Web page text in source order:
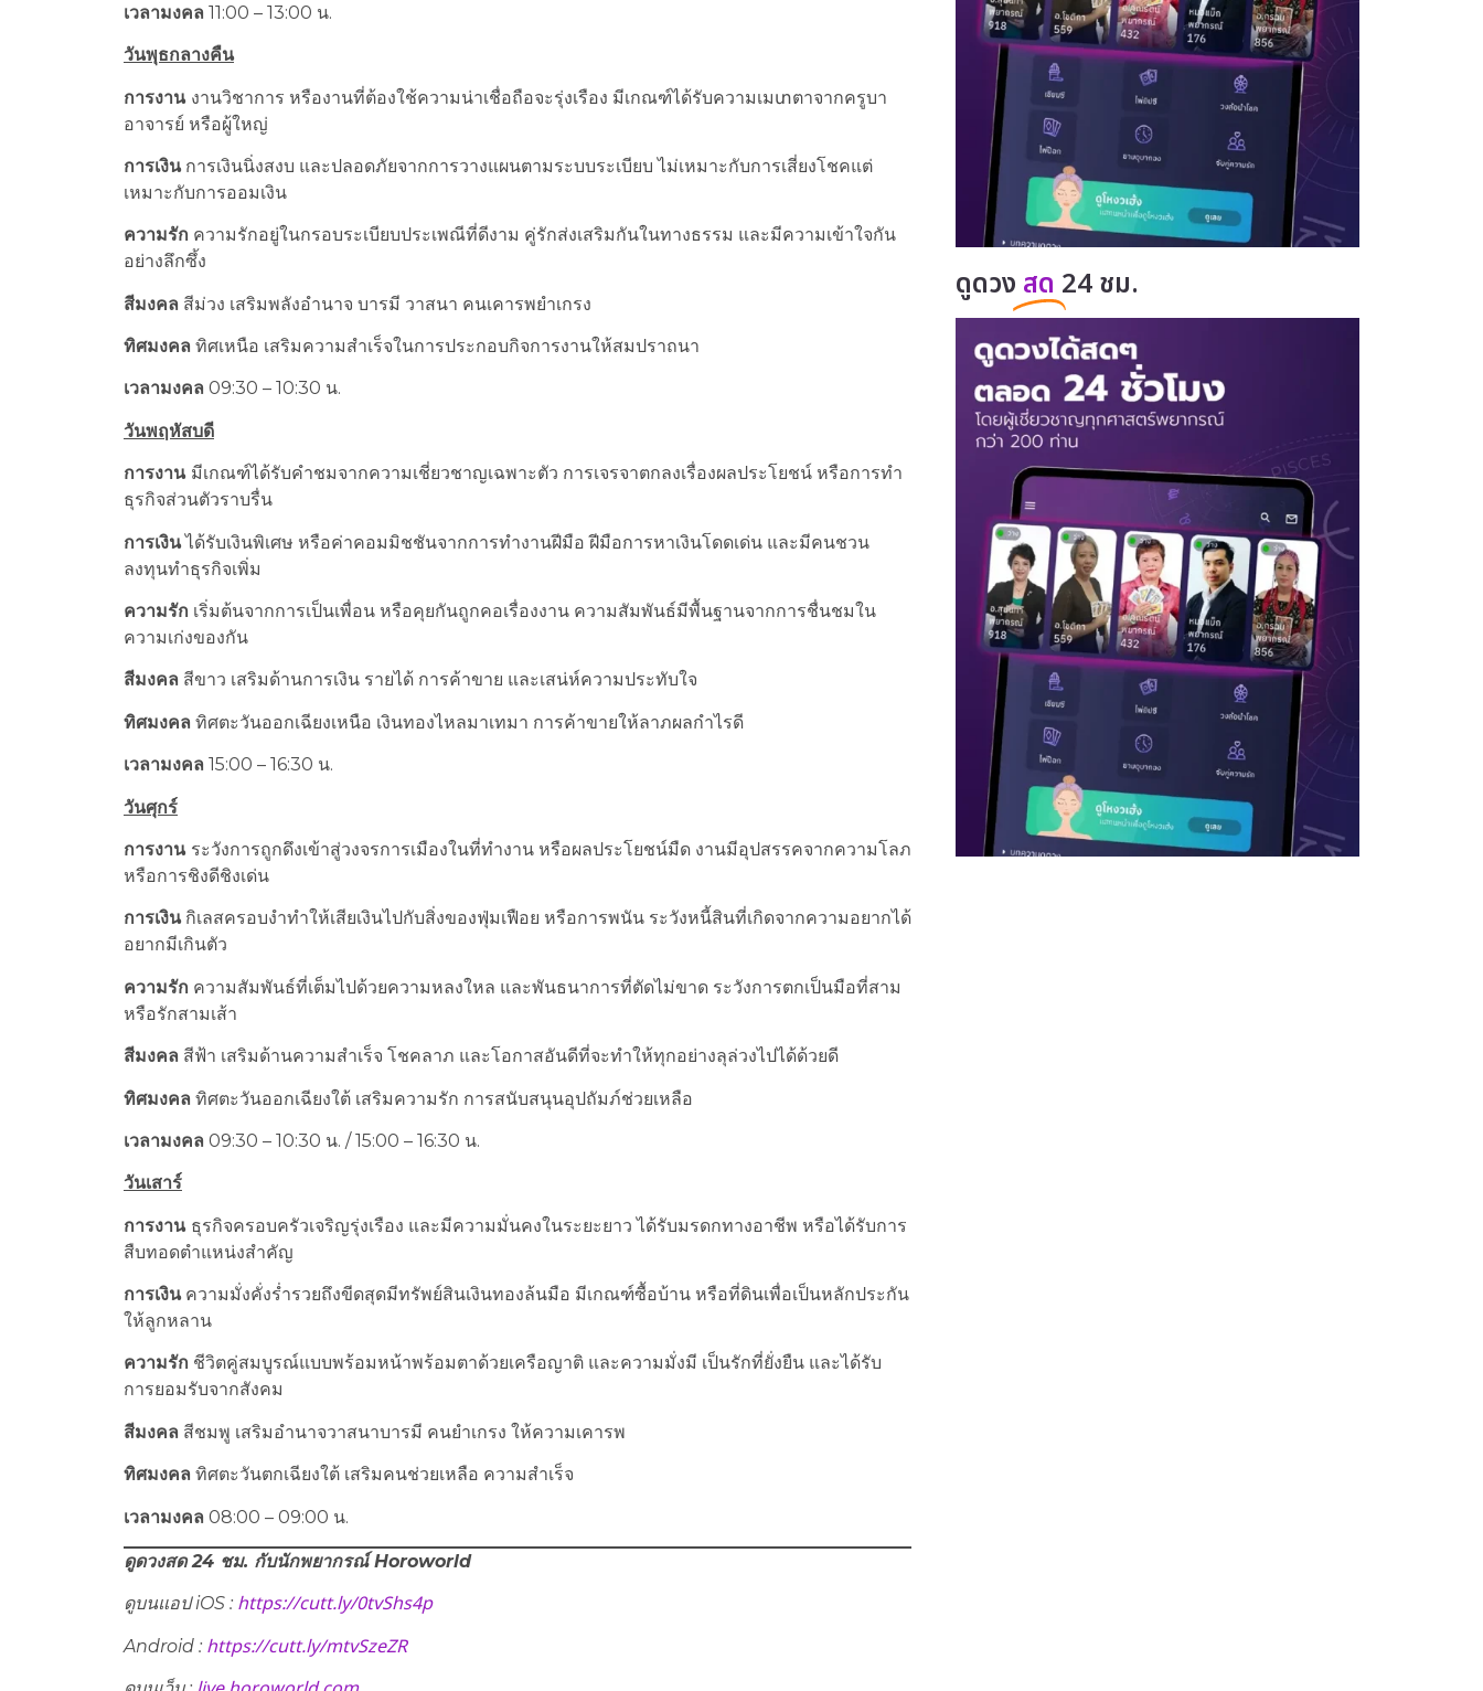
เวลามงคล 11:00 – 13:00 น.
วันพุธกลางคืน
การงาน งานวิชาการ หรืองานที่ต้องใช้ความน่าเชื่อถือจะรุ่งเรือง มีเกณฑ์ได้รับความเมտตาจากครูบา
อาจารย์ หรือผู้ใหญ่
การเงินการเงินนิ่งสงบ และปลอดภัยจากการวางแผนตามระบบระเบียบ ไม่เหมาะกับการเสี่ยงโชคแต่
เหมาะกับการออมเงิน
ความรัก ความรักอยู่ในกรอบระเบียบประเพณีที่ดีงาม คู่รักส่งเสริมกันในทางธรรม และมีความเข้าใจกัน
อย่างลึกซึ้ง
สีมงคล สีม่วง เสริมพลังอำนาจ บารมี วาสนา คนเคารพยำเกรง
ทิศมงคล ทิศเหนือ เสริมความสำเร็จในการประกอบกิจการงานให้สมปราถนา
เวลามงคล 09:30 – 10:30 น.
วันพฤหัสบดี
การงาน มีเกณฑ์ได้รับคำชมจากความเชี่ยวชาญเฉพาะตัว การเจรจาตกลงเรื่องผลประโยชน์ หรือการทำ
ธุรกิจส่วนตัวราบรื่น
การเงินได้รับเงินพิเศษ หรือค่าคอมมิชชันจากการทำงานฝีมือ ฝีมือการหาเงินโดดเด่น และมีคนชวน
ลงทุนทำธุรกิจเพิ่ม
ความรัก เริ่มต้นจากการเป็นเพื่อน หรือคุยกันถูกคอเรื่องงาน ความสัมพันธ์มีพื้นฐานจากการชื่นชมใน
ความเก่งของกัน
สีมงคล สีขาว เสริมด้านการเงิน รายได้ การค้าขาย และเสน่ห์ความประทับใจ
ทิศมงคล ทิศตะวันออกเฉียงเหนือ เงินทองไหลมาเทมา การค้าขายให้ลาภผลกำไรดี
เวลามงคล 15:00 – 16:30 น.
วันศุกร์
การงาน ระวังการถูกดึงเข้าสู่วงจรการเมืองในที่ทำงาน หรือผลประโยชน์มืด งานมีอุปสรรคจากความโลภ
หรือการชิงดีชิงเด่น
การเงินกิเลสครอบงำทำให้เสียเงินไปกับสิ่งของฟุ่มเฟือย หรือการพนัน ระวังหนี้สินที่เกิดจากความอยากได้
อยากมีเกินตัว
ความรัก ความสัมพันธ์ที่เต็มไปด้วยความหลงใหล และพันธนาการที่ตัดไม่ขาด ระวังการตกเป็นมือที่สาม
หรือรักสามเส้า
สีมงคล สีฟ้า เสริมด้านความสำเร็จ โชคลาภ และโอกาสอันดีที่จะทำให้ทุกอย่างลุล่วงไปได้ด้วยดี
ทิศมงคล ทิศตะวันออกเฉียงใต้ เสริมความรัก การสนับสนุนอุปถัมภ์ช่วยเหลือ
เวลามงคล 09:30 – 10:30 น. / 15:00 – 16:30 น.
วันเสาร์
การงาน ธุรกิจครอบครัวเจริญรุ่งเรือง และมีความมั่นคงในระยะยาว ได้รับมรดกทางอาชีพ หรือได้รับการ
สืบทอดตำแหน่งสำคัญ
การเงินความมั่งคั่งร่ำรวยถึงขีดสุดมีทรัพย์สินเงินทองล้นมือ มีเกณฑ์ซื้อบ้าน หรือที่ดินเพื่อเป็นหลักประกัน
ให้ลูกหลาน
ความรัก ชีวิตคู่สมบูรณ์แบบพร้อมหน้าพร้อมตาด้วยเครือญาติ และความมั่งมี เป็นรักที่ยั่งยืน และได้รับ
การยอมรับจากสังคม
สีมงคล สีชมพู เสริมอำนาจวาสนาบารมี คนยำเกรง ให้ความเคารพ
ทิศมงคล ทิศตะวันตกเฉียงใต้ เสริมคนช่วยเหลือ ความสำเร็จ
เวลามงคล 08:00 – 09:00 น.
ดูดวงสด 24 ชม. กับนักพยากรณ์Horoworld
ดูบนแอปiOS : https://cutt.ly/0tvShs4p
Android : https://cutt.ly/mtvSzeZR
ดูดวง สด 24 ชม.